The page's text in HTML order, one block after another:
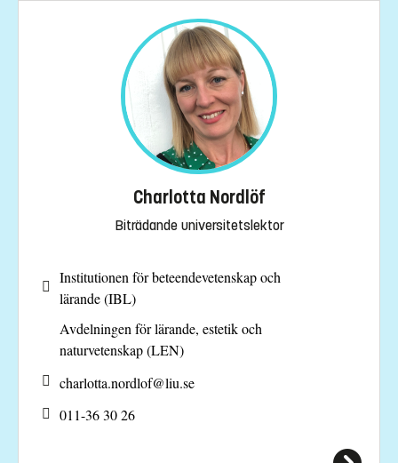
Charlotta Nordlöf
Biträdande universitetslektor
Institutionen för beteendevetenskap och
lärande (IBL)
Avdelningen för lärande, estetik och
naturvetenskap (LEN)
charlotta.nordlof@liu.se
011-36 30 26